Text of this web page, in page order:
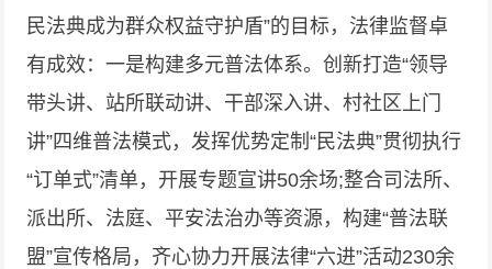
民法典成为群众权益守护盾”的目标，法律监督卓
有成效：一是构建多元普法体系。创新打造“领导
带头讲、站所联动讲、干部深入讲、村社区上门
讲”四维普法模式，发挥优势定制“民法典”贯彻执行
“订单式”清单，开展专题宣讲50余场;整合司法所、
派出所、法庭、平安法治办等资源，构建“普法联
盟”宣传格局，齐心协力开展法律“六进”活动230余